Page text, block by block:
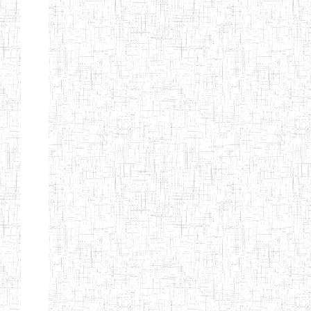
Début Préc. 4 5 6 7 8
9
13
Suivant Fin
Etablissements
d'enseignement
secondaire
technique
et
professionnel